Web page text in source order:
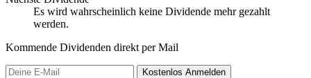
Es wird wahrscheinlich keine Dividende mehr gezahlt
werden.
Kommende Dividenden direkt per Mail
Kostenlos Anmelden